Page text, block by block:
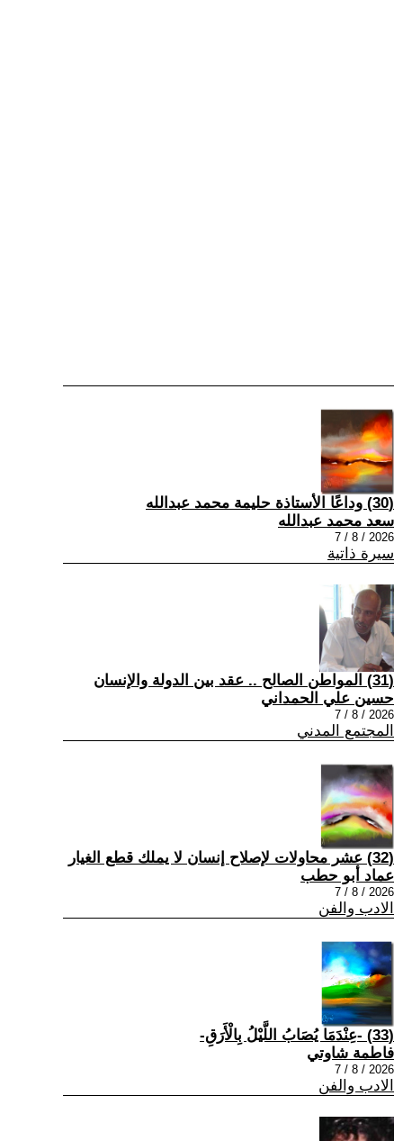
(30) وداعًا الأستاذة حليمة محمد عبدالله
سعد محمد عبدالله
2026 / 8 / 7
سيرة ذاتية
(31) المواطن الصالح .. عقد بين الدولة والإنسان
حسين علي الحمداني
2026 / 8 / 7
المجتمع المدني
(32) عشر محاولات لإصلاح إنسان لا يملك قطع الغيار
عماد أبو حطب
2026 / 8 / 7
الادب والفن
(33) -عِنْدَمَا يُصَابُ اللَّيْلُ بِالْأَرَقِ-
فاطمة شاوتي
2026 / 8 / 7
الادب والفن